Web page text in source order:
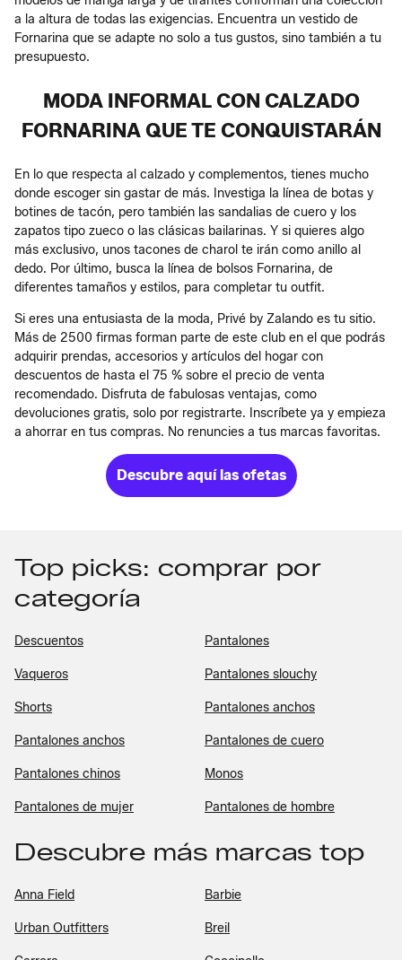
a la altura de todas las exigencias. Encuentra un vestido de
Fornarina que se adapte no solo a tus gustos, sino también a tu
presupuesto.
MODA INFORMAL CON CALZADO
FORNARINA QUE TE CONQUISTARÁN
En lo que respecta al calzado y complementos, tienes mucho
donde escoger sin gastar de más. Investiga la línea de botas y
botines de tacón, pero también las sandalias de cuero y los
zapatos tipo zueco o las clásicas bailarinas. Y si quieres algo
más exclusivo, unos tacones de charol te irán como anillo al
dedo. Por último, busca la línea de bolsos Fornarina, de
diferentes tamaños y estilos, para completar tu outfit.
Si eres una entusiasta de la moda, Privé by Zalando es tu sitio.
Más de 2500 firmas forman parte de este club en el que podrás
adquirir prendas, accesorios y artículos del hogar con
descuentos de hasta el 75 % sobre el precio de venta
recomendado. Disfruta de fabulosas ventajas, como
devoluciones gratis, solo por registrarte. Inscríbete ya y empieza
a ahorrar en tus compras. No renuncies a tus marcas favoritas.
Descubre aquí las ofetas
Top picks: comprar por
categoría
Descuentos Pantalones
Vaqueros Pantalones slouchy
Shorts Pantalones anchos
Pantalones anchos Pantalones de cuero
Pantalones chinos Monos
Pantalones de mujer Pantalones de hombre
Descubre más marcas top
Anna Field Barbie
Urban Outfitters Breil